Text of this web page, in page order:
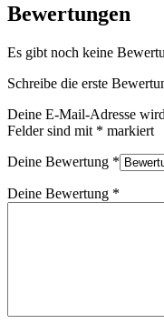
Bewertungen
Es gibt noch keine
Schreibe die erste
Deine E-Mail-Adresse
Felder sind mit * markiert
Deine Bewertung *
Deine Bewertung *